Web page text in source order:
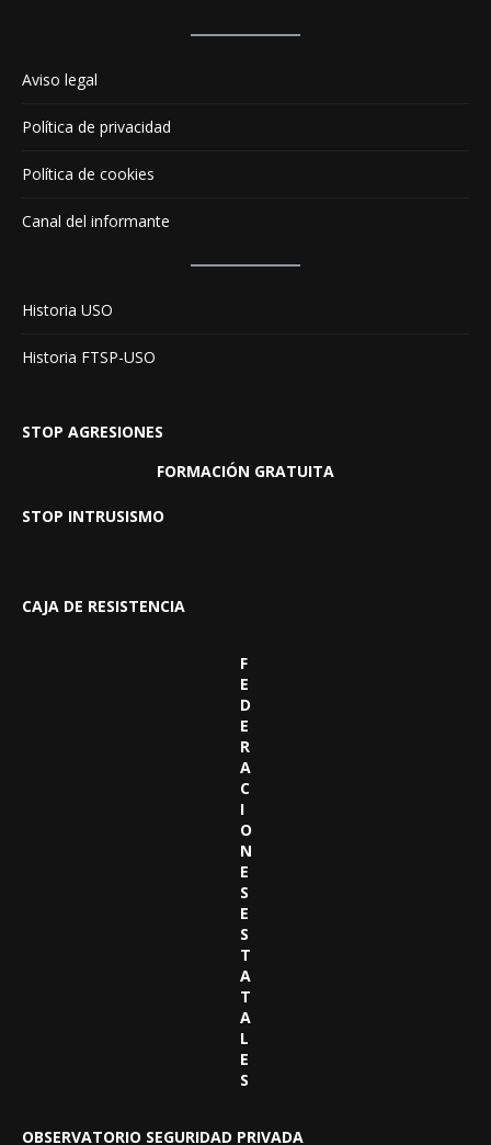
Aviso legal
Política de privacidad
Política de cookies
Canal del informante
Historia USO
Historia FTSP-USO
STOP AGRESIONES
FORMACIÓN GRATUITA
STOP INTRUSISMO
CAJA DE RESISTENCIA
F
E
D
E
R
A
C
I
O
N
E
S
E
S
T
A
T
A
L
E
S
OBSERVATORIO SEGURIDAD PRIVADA